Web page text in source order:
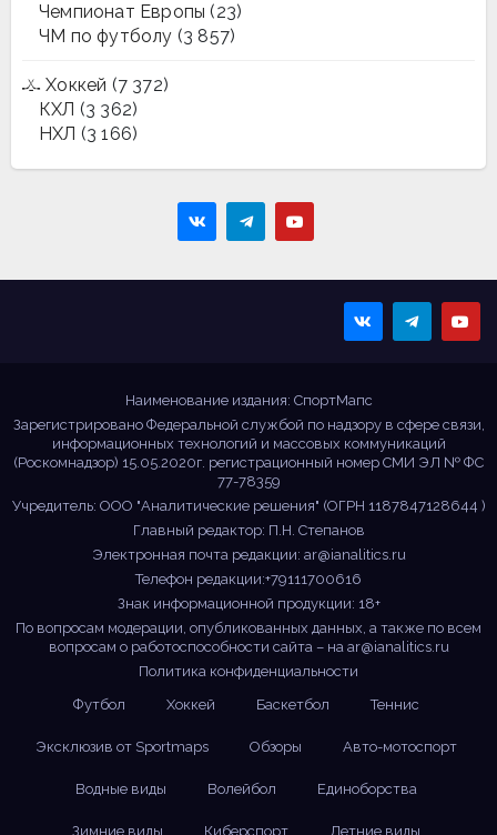
Чемпионат Европы (23)
ЧМ по футболу (3 857)
Хоккей (7 372)
КХЛ (3 362)
НХЛ (3 166)
Наименование издания: СпортМапс
Зарегистрировано Федеральной службой по надзору в сфере связи,
информационных технологий и массовых коммуникаций
(Роскомнадзор) 15.05.2020г. регистрационный номер СМИ ЭЛ № ФС
77-78359
Учредитель: ООО "Аналитические решения" (ОГРН 1187847128644 )
Главный редактор: П.Н. Степанов
Электронная почта редакции: ar@ianalitics.ru
Телефон редакции:+79111700616
Знак информационной продукции: 18+
По вопросам модерации, опубликованных данных, а также по всем
вопросам о работоспособности сайта – на ar@ianalitics.ru
Политика конфиденциальности
Футбол
Хоккей Баскетбол Теннис
Эксклюзив от Sportmaps Обзоры Авто-мотоспорт
Водные виды Волейбол Единоборства
Зимние виды Киберспорт Летние виды